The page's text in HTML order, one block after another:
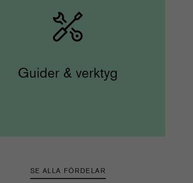
Guider & verktyg
SE ALLA FÖRDELAR